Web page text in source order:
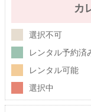
カ
選択不可
レンタル予約済
レンタル可能
選択中